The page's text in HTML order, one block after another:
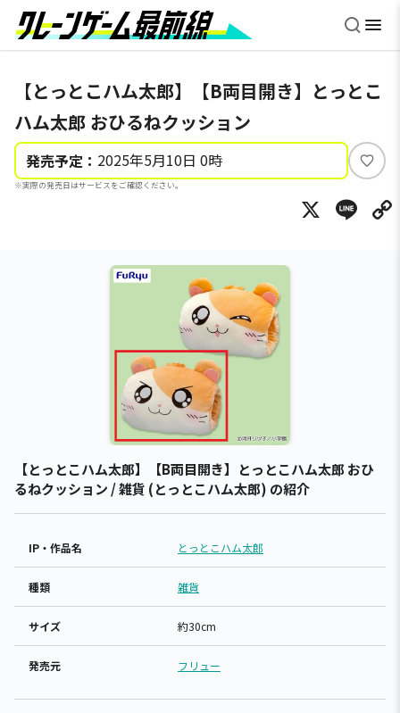
【とっとこハム太郎】【B両目開き】とっとこ
ハム太郎 おひるねクッション
発売予定： 2025年5月10日 0時
※実際の発売日はサービスをご確認ください。
い
ね
X
【とっとこハム太郎】【B両目開き】とっとこハム太郎 おひ
るねクッション / 雑貨 (とっとこハム太郎) の紹介
IP・作品名 とっとこハム太郎
種類 雑貨
サイズ 約30cm
発売元 フリュー